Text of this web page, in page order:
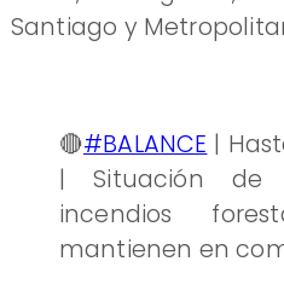
Santiago y
🔴#BALANCE |
| Situación de
incendios
mantienen en